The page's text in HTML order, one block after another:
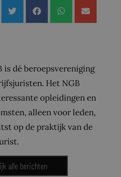
is dé beroepsvereniging
Het NGB
opleidingen en
alleen voor leden,
op de praktijk van de
alle berichten